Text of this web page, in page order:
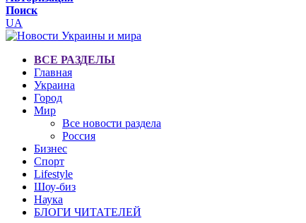
Поиск
UA
ВСЕ РАЗДЕЛЫ
Главная
Украина
Город
Мир
Все новости раздела
Россия
Бизнес
Спорт
Lifestyle
Шоу-биз
Наука
БЛОГИ ЧИТАТЕЛЕЙ